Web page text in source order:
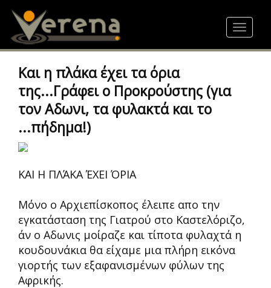
content
Toggle
Και η πλάκα έχει τα όρια
της...Γράφει ο Προκρούστης (για
τον Αδωνι, τα φυλακτά και το
...πήδημα!)
ΚΑΙ Η ΠΛΆΚΑ ΈΧΕΙ ΌΡΙΑ
Μόνο ο Αρχιεπίσκοπος έλειπε απο την
εγκατάσταση της Γιατρού στο Καστελόριζο,
άν ο Αδωνις μοίραζε και τίποτα φυλαχτά η
κουδουνάκια θα είχαμε μια πλήρη εικόνα
γιορτής των εξαφανισμένων φύλων της
Αφρικής.